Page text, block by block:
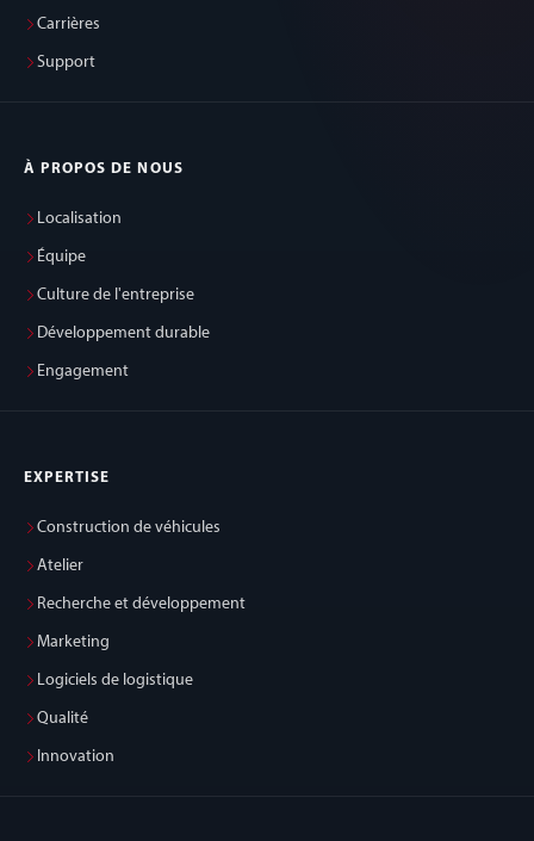
Carrières
Support
À PROPOS DE NOUS
Localisation
Équipe
Culture de l'entreprise
Développement durable
Engagement
EXPERTISE
Construction de véhicules
Atelier
Recherche et développement
Marketing
Logiciels de logistique
Qualité
Innovation